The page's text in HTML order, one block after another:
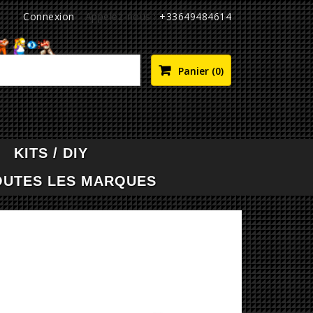
Connexion Appelez-nous :+33649484614
Panier (0)
KITS / DIY
LES MARQUES